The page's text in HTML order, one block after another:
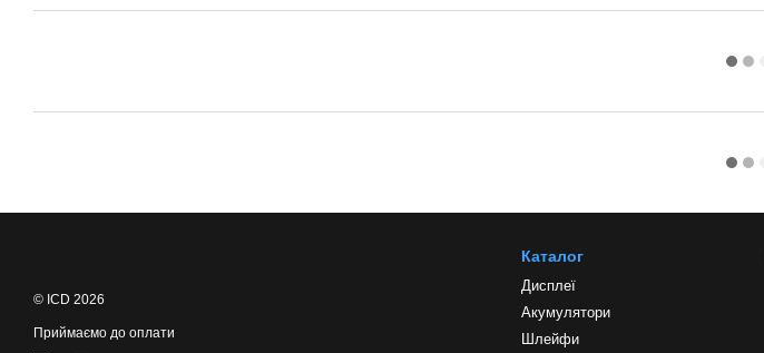
© ICD 2026
Приймаємо до оплати
Каталог
Дисплеї
Акумулятори
Шлейфи